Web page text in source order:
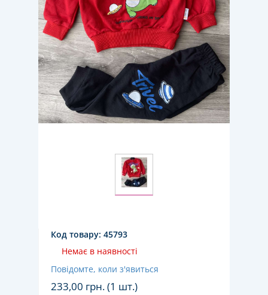
Код товару: 45793
Немає в наявності
Повідомте, коли з'явиться
233,00 грн. (1 шт.)